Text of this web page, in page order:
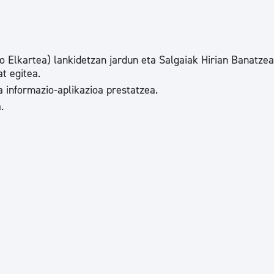
Egutegi fiskala
Elkartea) lankidetzan jardun eta Salgaiak Hirian
egitea.
aplikazioa prestatzea.